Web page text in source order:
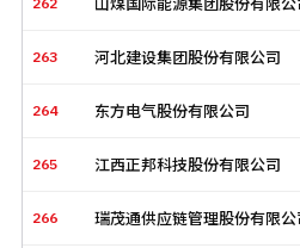
263 河北建设集团股份有限公司
264 东方电气股份有限公司
265 江西正邦科技股份有限公司
266 瑞茂通供应链管理股份有限公